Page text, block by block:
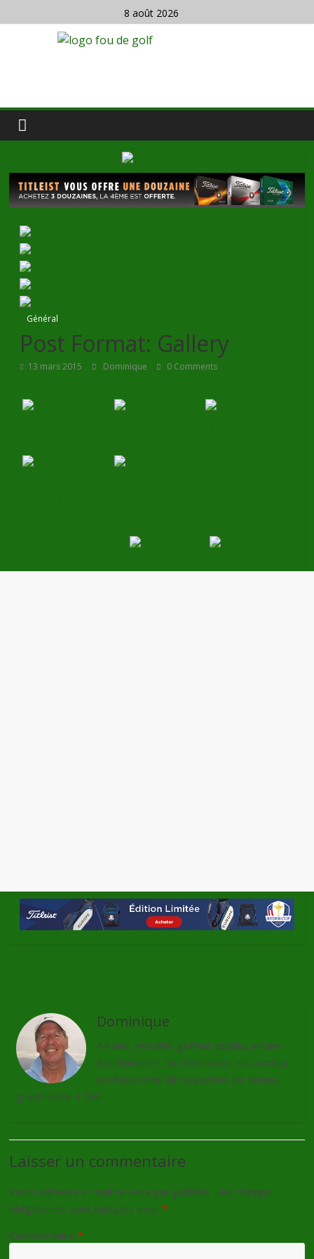
8 août 2026
Général
Post Format: Gallery
13 mars 2015 Dominique 0 Comments
Dominique
64 ans, retraité, golfeur assidu, ancien
fonctionnaire, ex-tennisman, ex-cordeur
professionnel de raquettes de tennis,
grand-père 4 fois.
Laisser un commentaire
Votre adresse e-mail ne sera pas publiée. Les champs
obligatoires sont indiqués avec*
Commentaire*